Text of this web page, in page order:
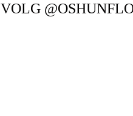
VOLG